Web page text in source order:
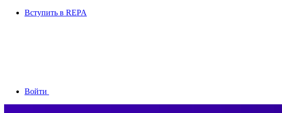
Вступить в REPA
Войти